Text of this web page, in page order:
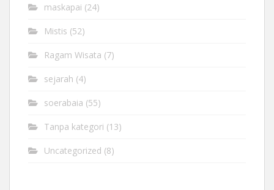
maskapai (24)
Mistis (52)
Ragam Wisata (7)
sejarah (4)
soerabaia (55)
Tanpa kategori (13)
Uncategorized (8)